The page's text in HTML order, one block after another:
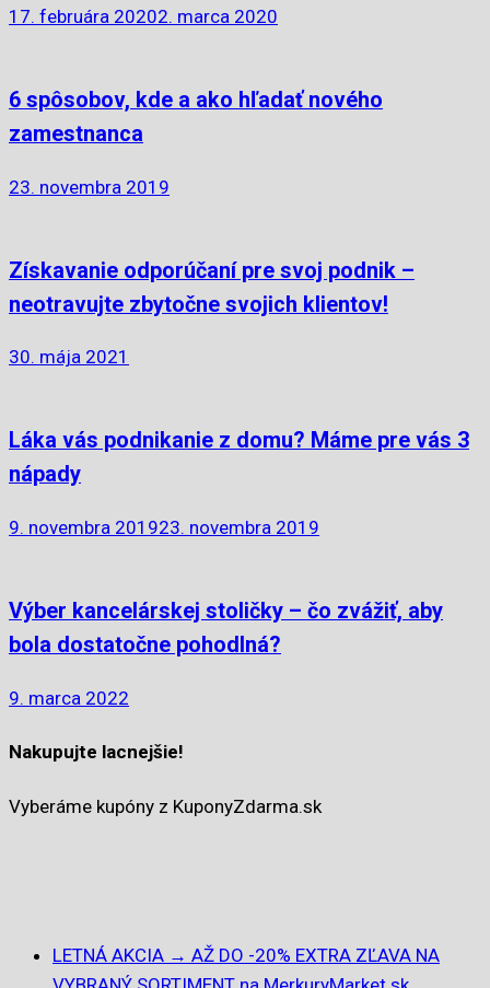
17. februára 20202. marca 2020
6 spôsobov, kde a ako hľadať nového
zamestnanca
23. novembra 2019
Získavanie odporúčaní pre svoj podnik –
neotravujte zbytočne svojich klientov!
30. mája 2021
Láka vás podnikanie z domu? Máme pre vás 3
nápady
9. novembra 201923. novembra 2019
Výber kancelárskej stoličky – čo zvážiť, aby
bola dostatočne pohodlná?
9. marca 2022
Nakupujte lacnejšie!
Vyberáme kupóny z KuponyZdarma.sk
LETNÁ AKCIA → AŽ DO -20% EXTRA ZĽAVA NA